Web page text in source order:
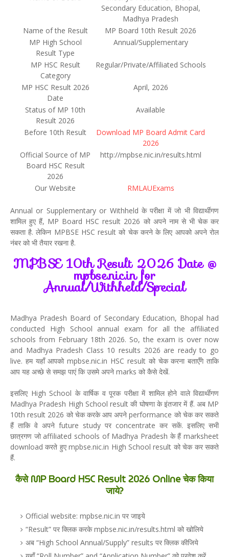
Secondary Education, Bhopal,
Madhya Pradesh
Name of the Result
MP Board 10th Result 2026
MP High School
Result Type
Annual/Supplementary
MP HSC Result
Category
Regular/Private/Affiliated Schools
MP HSC Result 2026
Date
April, 2026
Status of MP 10th
Result 2026
Available
Before 10th Result
Download MP Board Admit Card
2026
Official Source of MP
Board HSC Result
2026
http://mpbse.nic.in/results.html
Our Website RMLAUExams
Annual or Supplementary or Withheld के परीक्षा में जो भी विद्यार्थीगण
शामिल हुए हैं, MP Board HSC result 2026 को अपने नाम से भी चेक कर
सकता है. लेकिन MPBSE HSC result को चेक करने के लिए आपको अपने रोल
नंबर को भी तैयार रखना है.
MPBSE 10th Result 2026 Date @
mpbse.nic.in for
Annual/Withheld/Special
Madhya Pradesh Board of Secondary Education, Bhopal had
conducted High School annual exam for all the affiliated
schools from February 18th 2026. So, the exam is over now
and Madhya Pradesh Class 10 results 2026 are ready to go
live. हम यहाँ आपको mpbse.nic.in HSC result को चेक करना बताएँगे ताकि
आप यह अच्छे से समझ पाएं कि उसमे अपने marks को कैसे देखें.
इसलिए High School के वार्षिक व पूरक परीक्षा में शामिल होने वाले विद्यार्थीगण
Madhya Pradesh High School result की घोषणा के इंतजार में हैं. अब MP
10th result 2026 को चेक करके आप अपने performance को चेक कर सकते
हैं ताकि वे अपने future study पर concentrate कर सकें. इसलिए सभी
छात्रगण जो affiliated schools of Madhya Pradesh के हैं marksheet
download करते हुए mpbse.nic.in High School result को चेक कर सकते
हैं.
कैसे MP Board HSC Result 2026 Online चेक किया
जाये?
Official website: mpbse.nic.in पर जाइये
“Result” पर क्लिक करके mpbse.nic.in/results.html को खोलिये
अब “High School Annual/Supply” results पर क्लिक कीजिये